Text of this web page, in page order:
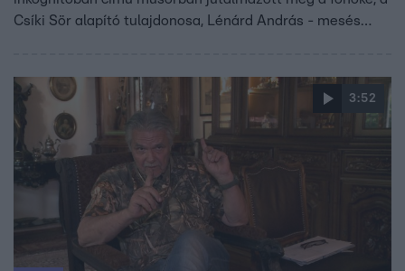
Csíki Sör alapító tulajdonosa, Lénárd András - mesés
3:52